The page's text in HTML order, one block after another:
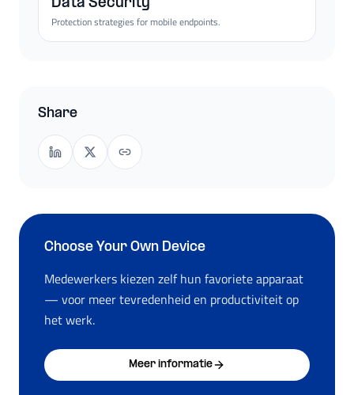
Data Security
Protection strategies for mobile endpoints.
Share
Choose Your Own Device
Medewerkers kiezen zelf hun favoriete apparaat
— voor meer tevredenheid en productiviteit op
het werk.
Meer informatie